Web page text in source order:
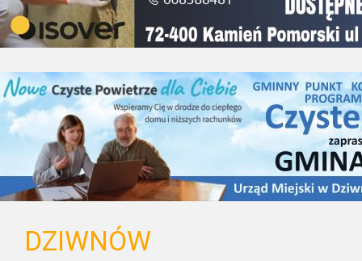
DZIWNÓW